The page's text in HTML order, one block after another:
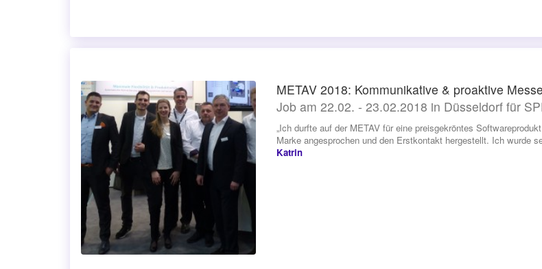
METAV 2018: Kommunikative & proaktive
Job am 22.02. - 23.02.2018 in Düsseldorf für
„Ich durfte auf der METAV für eine preisgekröntes
Marke angesprochen und den Erstkontakt hergestellt. Ich wurde
Katrin